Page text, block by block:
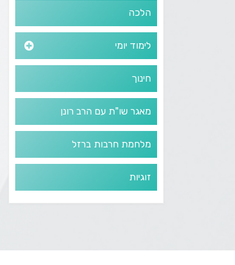
הלכה
לימוד יומי
חינוך
מאגר שו"ת עם הרב רונן
מלחמת חרבות ברזל
זוגיות